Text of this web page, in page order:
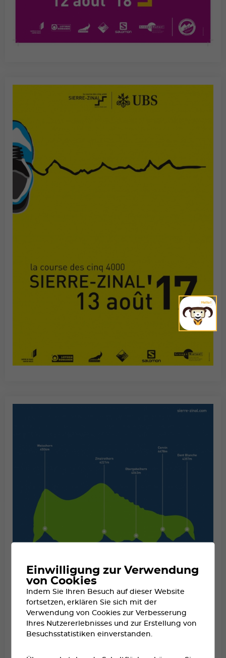
Einwilligung zur Verwendung
von Cookies
Indem Sie Ihren Besuch auf dieser Website
fortsetzen, erklären Sie sich mit der
Verwendung von Cookies zur Verbesserung
Ihres Nutzererlebnisses und zur Erstellung von
Besuchsstatistiken einverstanden.